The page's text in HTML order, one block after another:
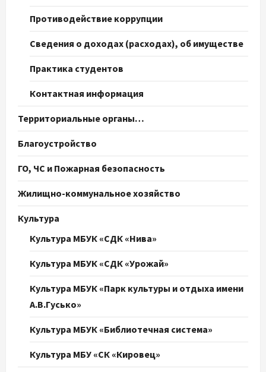
Противодействие коррупции
Сведения о доходах (расходах), об имуществе
Практика студентов
Контактная информация
Территориальные органы…
Благоустройство
ГО, ЧС и Пожарная безопасность
Жилищно-коммунальное хозяйство
Культура
Культура МБУК «СДК «Нива»
Культура МБУК «СДК «Урожай»
Культура МБУК «Парк культуры и отдыха имени
А.В.Гусько»
Культура МБУК «Библиотечная система»
Культура МБУ «СК «Кировец»